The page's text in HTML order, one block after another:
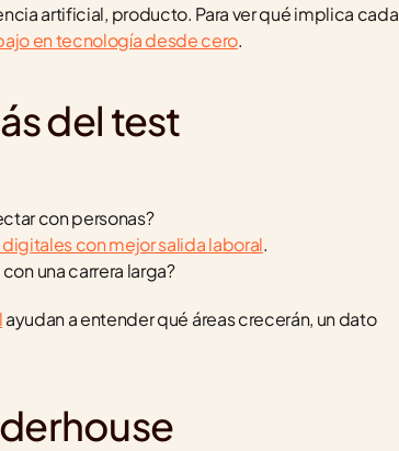
artificial, producto. Para ver qué implica cada
en tecnología desde cero.
del test
con personas?
con mejor salida laboral.
una carrera larga?
ayudan a entender qué áreas crecerán, un dato